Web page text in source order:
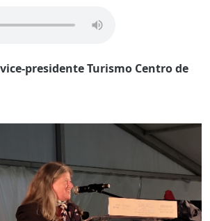
presidente Turismo Centro de